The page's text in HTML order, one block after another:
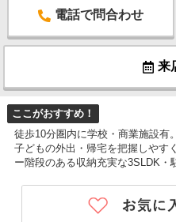
電話で問合わせ
来
ここがおすすめ！
徒歩10分圏内に学校・商業施設有。
子どもの外出・帰宅を把握しやす
ー階段のある収納充実な3SLDK・